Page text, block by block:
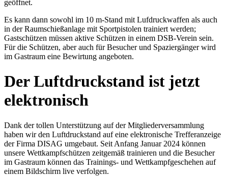
geöffnet.
Es kann dann sowohl im 10 m-Stand mit Lufdruckwaffen als auch
in der Raumschießanlage mit Sportpistolen trainiert werden;
Gastschützen müssen aktive Schützen in einem DSB-Verein sein.
Für die Schützen, aber auch für Besucher und Spaziergänger wird
im Gastraum eine Bewirtung angeboten.
Der Luftdruckstand ist jetzt
elektronisch
Dank der tollen Unterstützung auf der Mitgliederversammlung
haben wir den Luftdruckstand auf eine elektronische Trefferanzeige
der Firma DISAG umgebaut. Seit Anfang Januar 2024 können
unsere Wettkampfschützen zeitgemäß trainieren und die Besucher
im Gastraum können das Trainings- und Wettkampfgeschehen auf
einem Bildschirm live verfolgen.